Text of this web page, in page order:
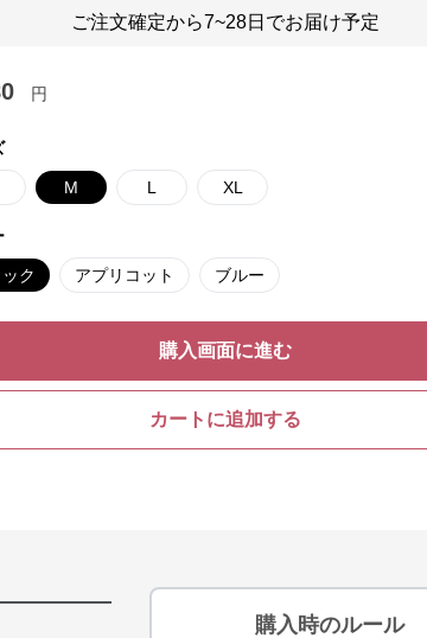
ご注文確定から7~28日でお届け予定
円
M L XL
ク アプリコット ブルー
購入画面に進む
カートに追加する
購入時のルール